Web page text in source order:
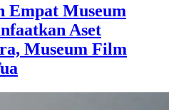
Empat Museum
Aset
Museum Film